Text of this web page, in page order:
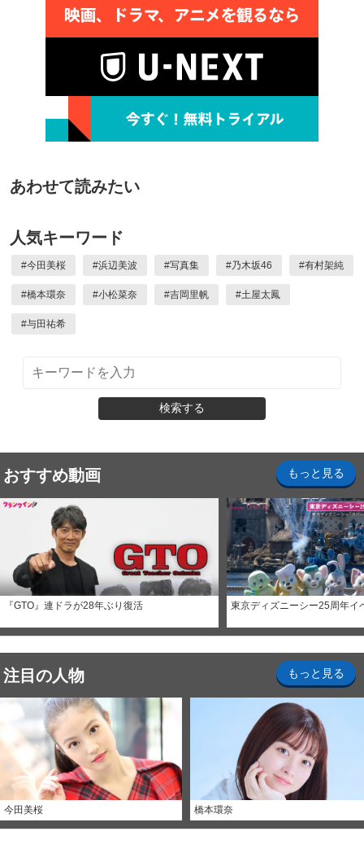
あわせて読みたい
人気キーワード
#今田美桜 #浜辺美波 #写真集 #乃木坂46 #有村架純
#橋本環奈 #小松菜奈 #吉岡里帆 #土屋太鳳
#与田祐希
検索する
おすすめ動画 もっと見る
『GTO』連ドラが28年ぶり復活 東京ディズニーシー25周年イ
注目の人物 もっと見る
今田美桜 橋本環奈